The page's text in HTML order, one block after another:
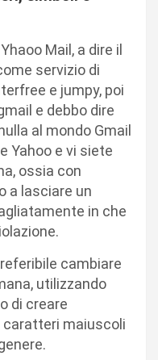
Mail, a dire il
servizio di
e jumpy, poi
e debbo dire
al mondo Gmail
Yahoo e vi siete
ossia con
a lasciare un
in che
cambiare
utilizzando
di creare
caratteri maiuscoli